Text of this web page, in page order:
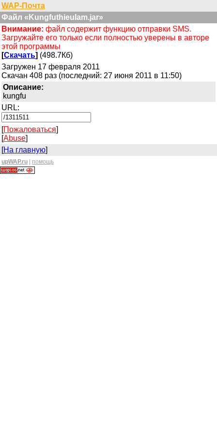
WAP-Почта
Файл «Kungfuthieulam.jar»
Внимание: файл содержит функцию отправки SMS.
Загружайте его только если полностью уверены в авторе
этой программы
[Скачать] (498.7Кб)
Загружен 17 февраля 2011
Скачан 408 раз (последний: 27 июня 2011 в 11:50)
Описание:
kungfu
URL:
[Пожаловаться]
[Abuse]
[На главную]
upWAP.ru помощь